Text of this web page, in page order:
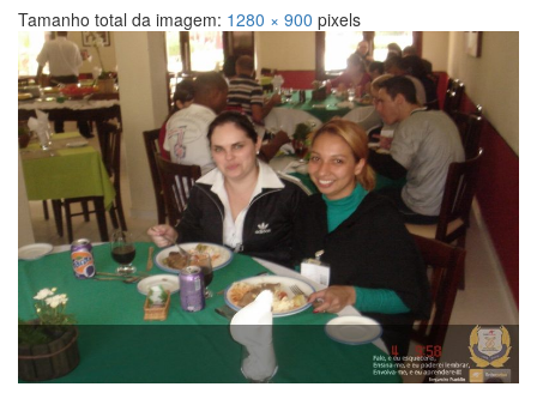
Tamanho total da imagem: 1280 × 900 pixels